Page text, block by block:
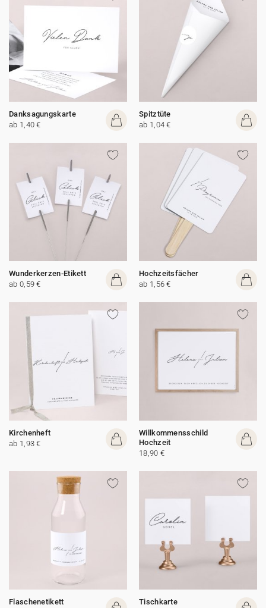
Danksagungskarte
ab 1,40 €
Spitztüte
ab 1,04 €
Wunderkerzen-Etikett
ab 0,59 €
Hochzeitsfächer
ab 1,56 €
Kirchenheft
ab 1,93 €
Willkommensschild
Hochzeit
18,90 €
Flaschenetikett Tischkarte